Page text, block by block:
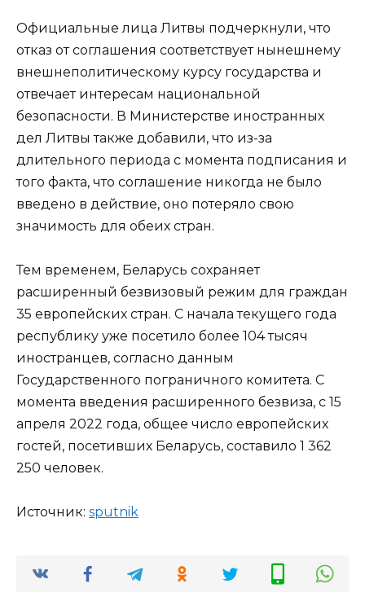
Официальные лица Литвы подчеркнули, что
отказ от соглашения соответствует нынешнему
внешнеполитическому курсу государства и
отвечает интересам национальной
безопасности. В Министерстве иностранных
дел Литвы также добавили, что из-за
длительного периода с момента подписания и
того факта, что соглашение никогда не было
введено в действие, оно потеряло свою
значимость для обеих стран.
Тем временем, Беларусь сохраняет
расширенный безвизовый режим для граждан
35 европейских стран. С начала текущего года
республику уже посетило более 104 тысяч
иностранцев, согласно данным
Государственного пограничного комитета. С
момента введения расширенного безвиза, с 15
апреля 2022 года, общее число европейских
гостей, посетивших Беларусь, составило 1 362
250 человек.
Источник: sput­nik